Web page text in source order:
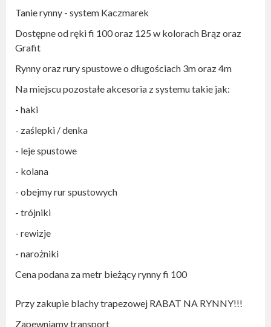
Tanie rynny - system Kaczmarek
Dostępne od ręki fi 100 oraz 125 w kolorach Brąz oraz
Grafit
Rynny oraz rury spustowe o długościach 3m oraz 4m
Na miejscu pozostałe akcesoria z systemu takie jak:
- haki
- zaślepki / denka
- leje spustowe
- kolana
- obejmy rur spustowych
- trójniki
- rewizje
- narożniki
Cena podana za metr bieżący rynny fi 100
Przy zakupie blachy trapezowej RABAT NA RYNNY!!!
Zapewniamy transport